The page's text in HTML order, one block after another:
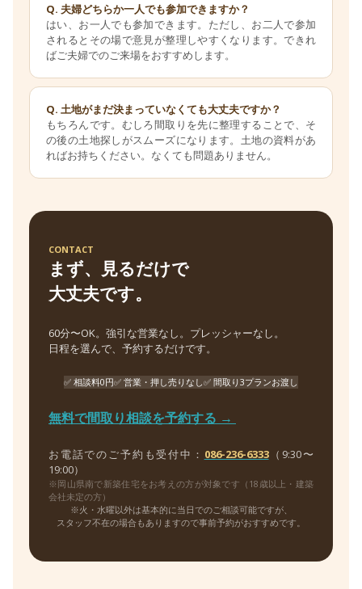
Q. 夫婦どちらか一人でも参加できますか？
はい、お一人でも参加できます。ただし、お二人で参加
されるとその場で意見が整理しやすくなります。できれ
ばご夫婦でのご来場をおすすめします。
Q. 土地がまだ決まっていなくても大丈夫ですか？
もちろんです。むしろ間取りを先に整理することで、そ
の後の土地探しがスムーズになります。土地の資料があ
ればお持ちください。なくても問題ありません。
CONTACT
まず、見るだけで
大丈夫です。
60分〜OK。強引な営業なし。プレッシャーなし。
日程を選んで、予約するだけです。
✅ 相談料0円✅ 営業・押し売りなし✅ 間取り3プランお渡し
無料で間取り相談を予約する →
お電話でのご予約も受付中： 086-236-6333（9:30〜
19:00）
※岡山県南で新築住宅をお考えの方が対象です（18歳以上・建築
会社未定の方）
※火・水曜以外は基本的に当日でのご相談可能ですが、
スタッフ不在の場合もありますので事前予約がおすすめです。